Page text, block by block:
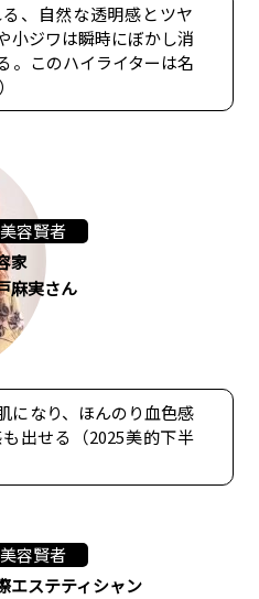
、自然な透明感とツヤ
小ジワは瞬時にぼかし消
。このハイライターは名
美容賢者
家
麻実さん
になり、ほんのり血色感
出せる（2025美的下半
美容賢者
エステティシャン